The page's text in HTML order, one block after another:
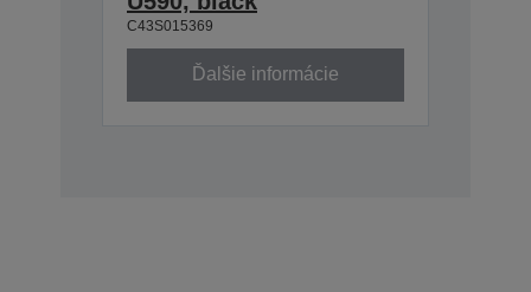
C43S015369
Ďalšie informácie